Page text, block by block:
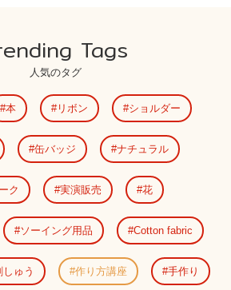
Tags
人気のタグ
本 リボン ショルダー
缶バッジ ナチュラル
ク 実演販売 花
ソーイング用品 Cotton fabric
しゅう 作り方講座 手作り